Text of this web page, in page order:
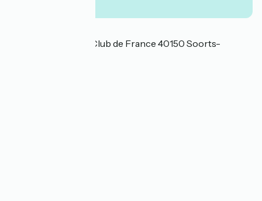
340 av. du Touring-Club de France 40150 Soorts-